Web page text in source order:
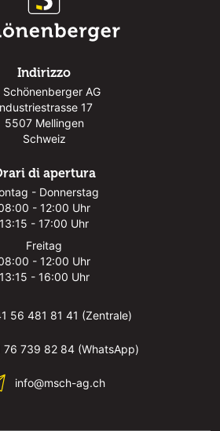
Indirizzo
Schönenberger AG
17
5507 Mellingen
Schweiz
di apertura
- Donnerstag
- 12:00 Uhr
13:15 - 17:00 Uhr
Freitag
- 12:00 Uhr
13:15 - 16:00 Uhr
56 481 81 41 (Zentrale)
76 739 82 84 (WhatsApp)
info@msch-ag.ch